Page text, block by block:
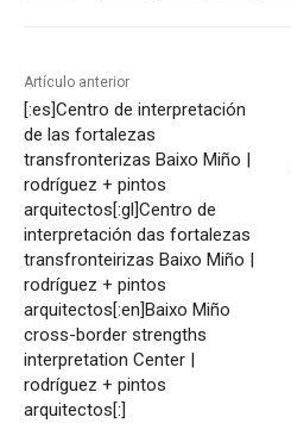
Artículo anterior
[:es]Centro de interpretación
de las fortalezas
transfronterizas Baixo Miño |
rodríguez + pintos
arquitectos[:gl]Centro de
interpretación das fortalezas
transfronteirizas Baixo Miño |
rodríguez + pintos
arquitectos[:en]Baixo Miño
cross-border strengths
interpretation Center |
rodríguez + pintos
arquitectos[:]